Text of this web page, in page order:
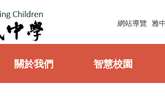
網站導覽 雅
關於我們 智慧校園